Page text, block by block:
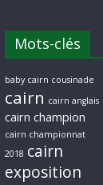
Mots-clés
baby cairn cousinade
cairn cairn anglais
cairn champion
cairn championnat
2018 cairn
exposition